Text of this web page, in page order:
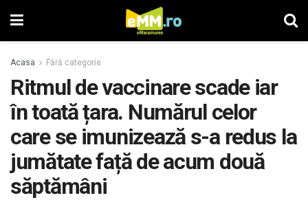
Acasa Fără categorie
Ritmul de vaccinare scade iar
în toată țara. Numărul celor
care se imunizează s-a redus la
jumătate față de acum două
săptămâni